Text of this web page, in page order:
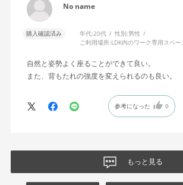
No name
購入確認済み 年代:20代 性別:男性
ご利用場所:LDK内のワーク専用スペー
自然と姿勢よく座ることができて良い。
また、背もたれの強度を変えられるのも良い。
参考になった 0
もっと見る